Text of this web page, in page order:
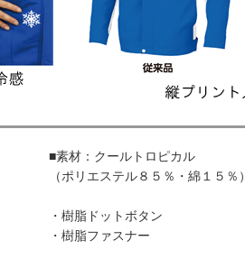
■素材：クールトロピカル
（ポリエステル８５％・綿１５％）
・樹脂ドットボタン
・樹脂ファスナー